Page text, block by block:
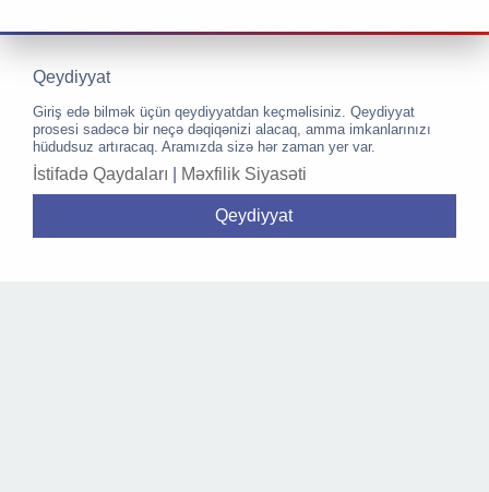
Qeydiyyat
Giriş edə bilmək üçün qeydiyyatdan keçməlisiniz. Qeydiyyat
prosesi sadəcə bir neçə dəqiqənizi alacaq, amma imkanlarınızı
hüdudsuz artıracaq. Aramızda sizə hər zaman yer var.
İstifadə Qaydaları Məxfilik Siyasəti
Qeydiyyat